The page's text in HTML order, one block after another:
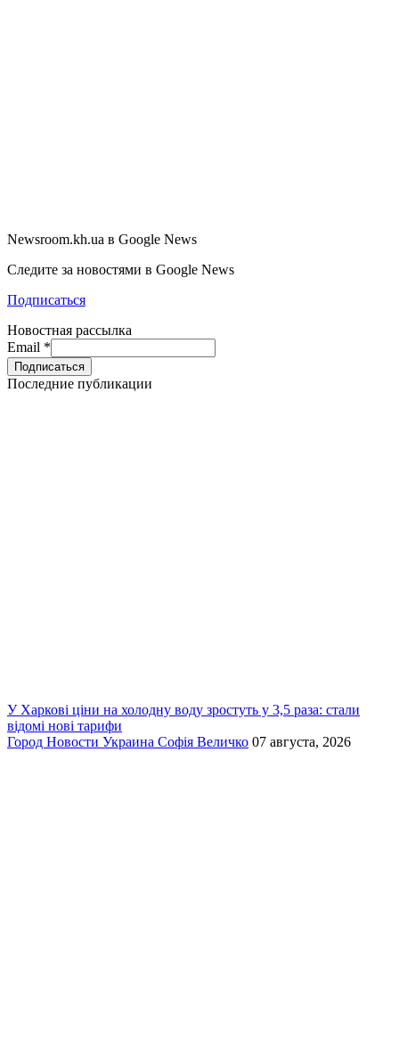
Newsroom.kh.ua в Google News
Следите за новостями в Google News
Подписаться
Новостная рассылка
Email *
Последние публикации
У Харкові ціни на холодну воду зростуть у 3,5 раза: стали
відомі нові тарифи
Город Новости Украина Софія Величко 07 августа, 2026